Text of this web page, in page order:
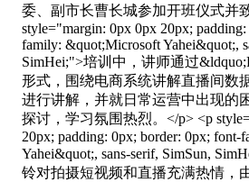
委、副市长曹长城参加开班仪式并
style="margin: 0px 0px 20px;
family: &quot;Microsoft Yahei&quot;,
SimHei;">培训中，讲师通过
形式，围绕电商系统讲解直播间数
进行讲解，并就日常运营中出现的
探讨，学习氛围热烈。</p> <p
20px; padding: 0px; border: 0px;
Yahei&quot;, sans-serif, SimSun,
铃对拍摄短视频和直播充满热情，